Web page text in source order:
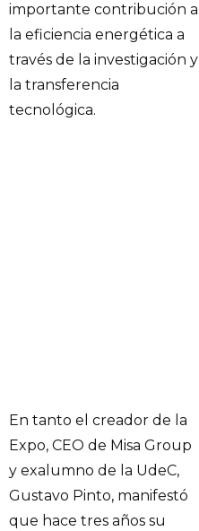
importante contribución a
la eficiencia energética a
través de la investigación y
la transferencia
tecnológica.
En tanto el creador de la
Expo, CEO de Misa Group
y exalumno de la UdeC,
Gustavo Pinto, manifestó
que hace tres años su